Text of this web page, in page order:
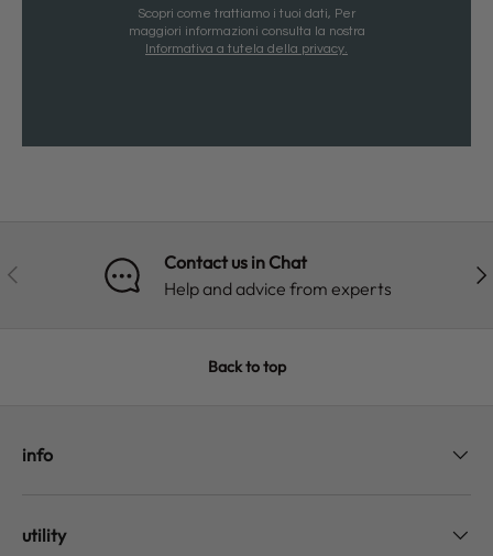
Scopri come trattiamo i tuoi dati, Per
maggiori informazioni consulta la nostra
Informativa a tutela della privacy.
PREVIOUS
Contact us in Chat
Help and advice from experts
Back to top
info
utility